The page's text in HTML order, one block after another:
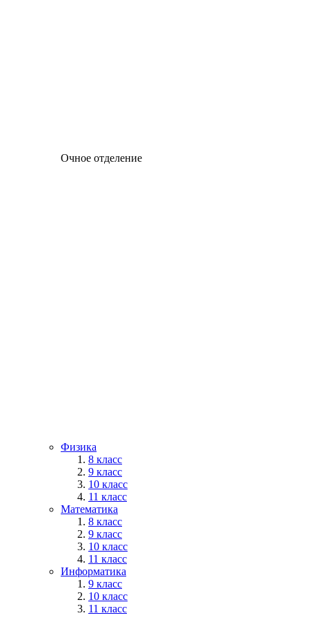
Очное отделение
Физика
8 класс
9 класс
10 класс
11 класс
Математика
8 класс
9 класс
10 класс
11 класс
Информатика
9 класс
10 класс
11 класс